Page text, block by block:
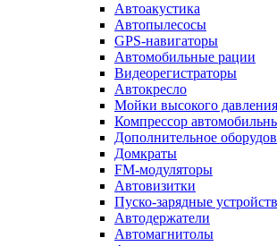
Автоакустика
Автопылесосы
GPS-навигаторы
Автомобильные рации
Видеорегистраторы
Автокресло
Мойки высокого давления
Компрессор
Дополнительное
Домкраты
FM-модуляторы
Автовизитки
Пуско-зарядные
Автодержатели
Автомагнитолы